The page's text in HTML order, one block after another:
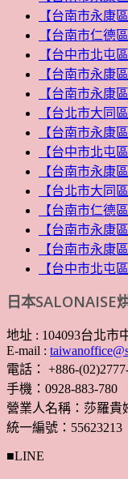
【台南市永康
【台南市仁德
【台中市北屯
【台南市永康
【台南市永康
【台北市大同
【台南市永康
【台中市北屯
【台南市永康
【台北市大同
【台南市仁德
【台南市永康
【台南市永康
【台中市北屯
日本SALONAISE
地址 : 104093台北市
E-mail :
電話： +886-
手機：0928-883-780
營業人名稱：莎羅貴
統一編號：55623213
■LINE